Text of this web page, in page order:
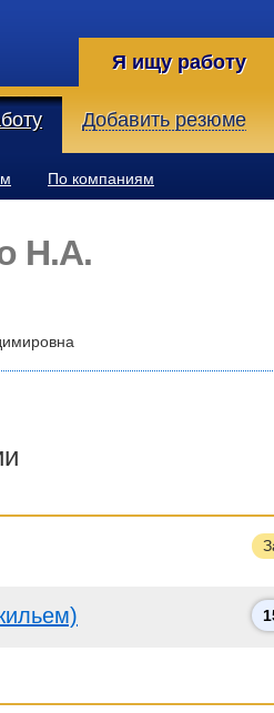
Я ищу работу
Добавить резюме
По компаниям
Н.А.